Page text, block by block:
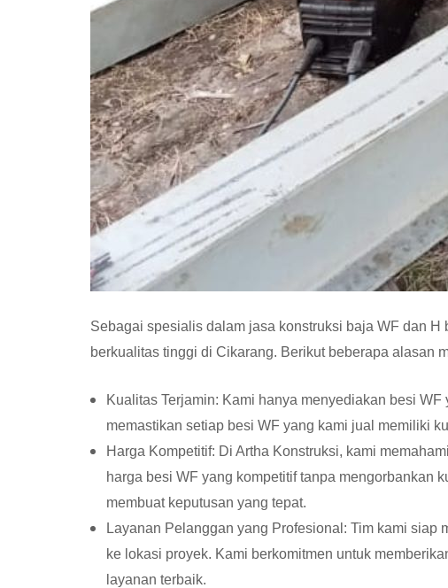
Sebagai spesialis dalam jasa konstruksi baja WF dan
berkualitas tinggi di Cikarang. Berikut beberapa alasan
Kualitas Terjamin: Kami hanya menyediakan besi
memastikan setiap besi WF yang kami jual memiliki
Harga Kompetitif: Di Artha Konstruksi, kami
harga besi WF yang kompetitif tanpa mengorbankan
membuat keputusan yang tepat.
Layanan Pelanggan yang Profesional: Tim kami
ke lokasi proyek. Kami berkomitmen untuk
layanan terbaik.